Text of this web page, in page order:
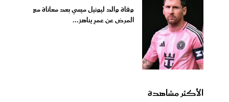
وفاة والد ليونيل ميسي بعد معاناة مع
المرض عن عمرٍ يناهز...
الأكثر مشاهدة